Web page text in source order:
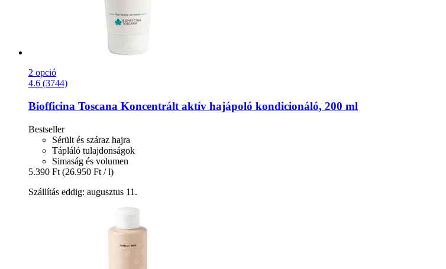
2 opció
4.6 (3744)
Biofficina Toscana Koncentrált aktív hajápoló kondicionáló, 200 ml
Bestseller
Sérült és száraz hajra
Tápláló tulajdonságok
Simaság és volumen
5.390 Ft (26.950 Ft / l)
Szállítás eddig: augusztus 11.